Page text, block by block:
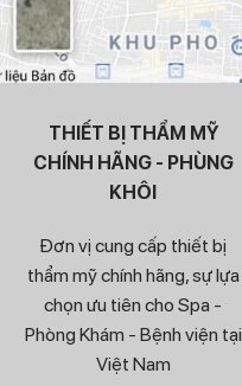
THIẾT BỊ THẨM MỸ
CHÍNH HÃNG - PHÙNG
KHÔI
Đơn vị cung cấp thiết bị
thẩm mỹ chính hãng, sự lựa
chọn ưu tiên cho Spa -
Phòng Khám - Bệnh viện tại
Việt Nam